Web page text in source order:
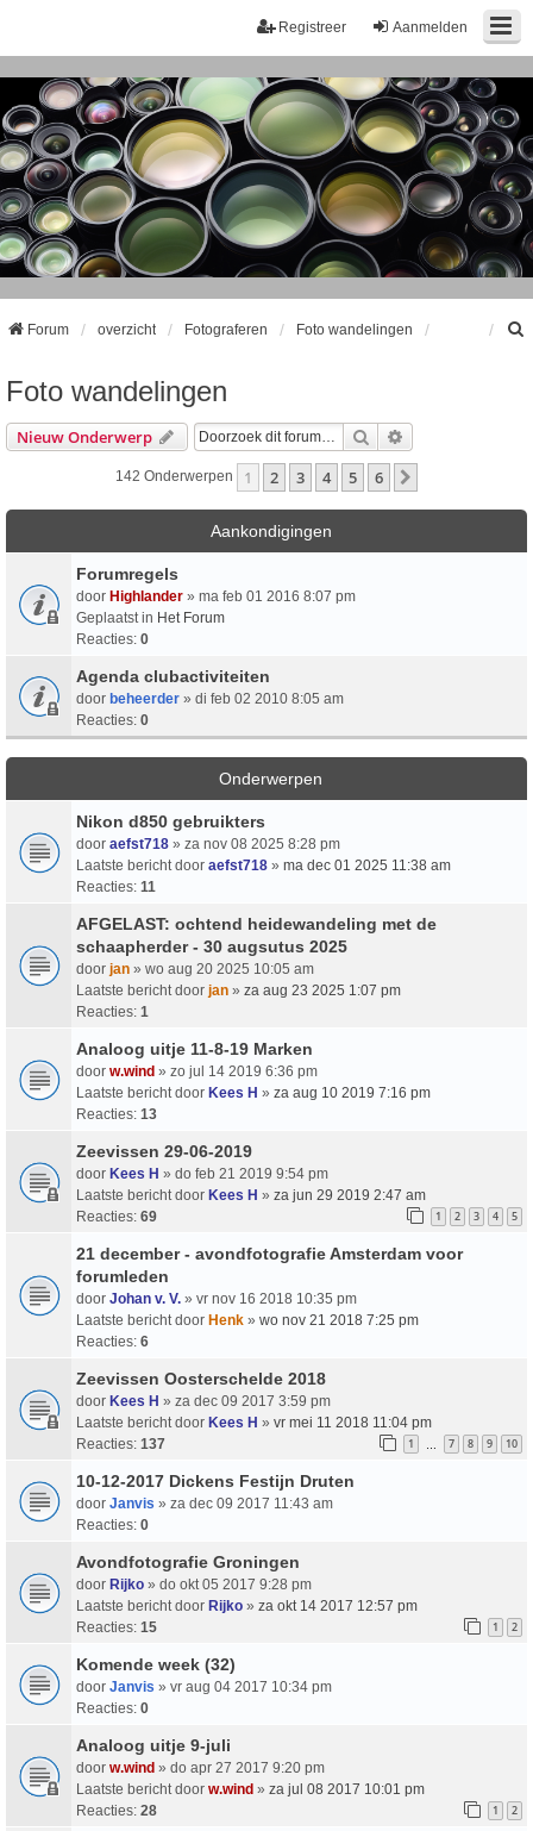
Aanmelden
Registreer
Forum overzicht Fotograferen Foto wandelingen
Foto wandelingen
Nieuw Onderwerp Zoek
142 Onderwerpen 1 2 3 4 5 6
Aankondigingen
Forumregels
door Highlander » ma feb 01 2016 8:07 pm
Geplaatst in Het Forum
Reacties: 0
Agenda clubactiviteiten
door beheerder » di feb 02 2010 8:05 am
Reacties: 0
Onderwerpen
Nikon d850 gebruikters
door aefst718 » za nov 08 2025 8:28 pm
Laatste bericht door aefst718 » ma dec 01 2025 11:38 am
Reacties: 11
AFGELAST: ochtend heidewandeling met de
schaapherder - 30 augsutus 2025
door jan » wo aug 20 2025 10:05 am
Laatste bericht door jan » za aug 23 2025 1:07 pm
Reacties: 1
Analoog uitje 11-8-19 Marken
door w.wind » zo jul 14 2019 6:36 pm
Laatste bericht door Kees H » za aug 10 2019 7:16 pm
Reacties: 13
Zeevissen 29-06-2019
door Kees H » do feb 21 2019 9:54 pm
Laatste bericht door Kees H » za jun 29 2019 2:47 am
Reacties: 69 1 2 3 4 5
21 december - avondfotografie Amsterdam voor
forumleden
door Johan v. V. » vr nov 16 2018 10:35 pm
Laatste bericht door Henk » wo nov 21 2018 7:25 pm
Reacties: 6
Zeevissen Oosterschelde 2018
door Kees H » za dec 09 2017 3:59 pm
Laatste bericht door Kees H » vr mei 11 2018 11:04 pm
Reacties: 137 1 … 7 8 9 10
10-12-2017 Dickens Festijn Druten
door Janvis » za dec 09 2017 11:43 am
Reacties: 0
Avondfotografie Groningen
door Rijko » do okt 05 2017 9:28 pm
Laatste bericht door Rijko » za okt 14 2017 12:57 pm
Reacties: 15 1 2
Komende week (32)
door Janvis » vr aug 04 2017 10:34 pm
Reacties: 0
Analoog uitje 9-juli
door w.wind » do apr 27 2017 9:20 pm
Laatste bericht door w.wind » za jul 08 2017 10:01 pm
Reacties: 28 1 2